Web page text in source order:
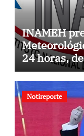
INAMEH
24 horas,
agosto 2026
Notireporte